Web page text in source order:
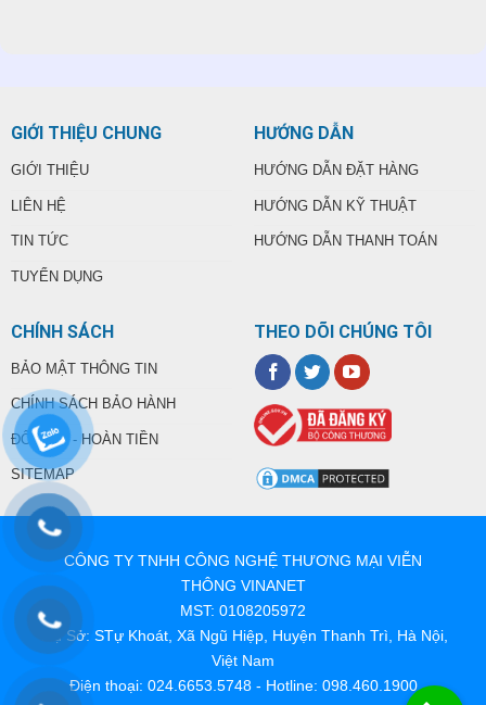
GIỚI THIỆU CHUNG
GIỚI THIỆU
LIÊN HỆ
TIN TỨC
TUYỂN DỤNG
HƯỚNG DẪN
HƯỚNG DẪN ĐẶT HÀNG
HƯỚNG DẪN KỸ THUẬT
HƯỚNG DẪN THANH TOÁN
CHÍNH SÁCH
BẢO MẬT THÔNG TIN
CHÍNH SÁCH BẢO HÀNH
ĐỔI TRẢ - HOÀN TIỀN
SITEMAP
THEO DÕI CHÚNG TÔI
CÔNG TY TNHH CÔNG NGHỆ THƯƠNG MẠI VIỄN
THÔNG VINANET
MST: 0108205972
Trụ Sở: STự Khoát, Xã Ngũ Hiệp, Huyện Thanh Trì, Hà Nội,
Việt Nam
Điện thoại: 024.6653.5748 - Hotline: 098.460.1900